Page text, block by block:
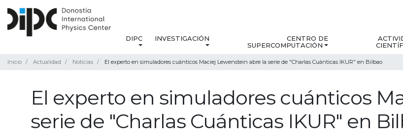
DIPC INVESTIGACIÓN
CENTRO DE
SUPERCOMPUTACIÓN
Inicio Actualidad Noticias El experto en simuladores cuánticos Maciej Lewenstein abre la serie de "Charlas Cuánticas IKUR" en Bilbao
El experto en simuladores cuánticos
serie de "Charlas Cuánticas IKUR" en